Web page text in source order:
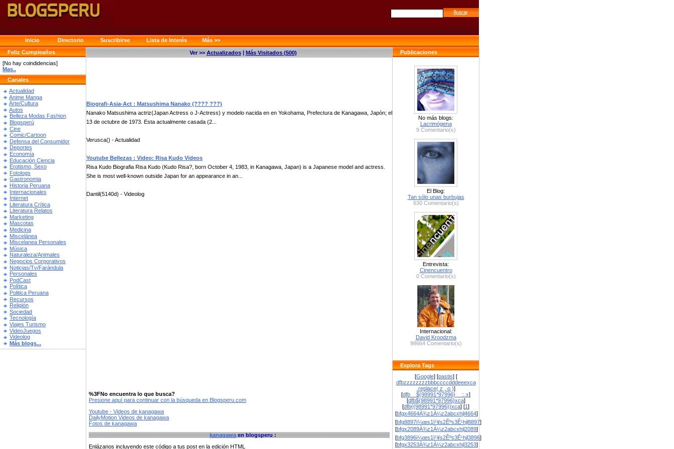
Inicio Directorio Suscribirse Lista de Interés
Más >>
Feliz Cumpleaños
[No hay coindidencias]
Mas..
Canales
Actualidad
Anime Manga
Arte/Cultura
Autos
Belleza Modas Fashion
Blogsperú
Cine
Comic/Cartoon
Defensa del Consumidor
Deportes
Economía
Educación Ciencia
Erotismo, Sexo
Fotologs
Gastronomia
Historia Peruana
Internacionales
Internet
Literatura Crítica
Literatura Relatos
Marketing
Mascotas
Medicina
Miscelánea
Miscelanea Personales
Música
Naturaleza/Animales
Negocios Corporativos
Noticias/Tv/Farándula
Personales
PodCast
Política
Politica Peruana
Recursos
Religión
Sociedad
Tecnología
Viajes Turismo
VideoJuegos
Videolog
Más blogs...
Publicaciones
No más blogs:
Lacrimógena
9 Comentario(s)
El Blog:
Tan sólo unas burbujas
630 Comentario(s)
Entrevista:
Cinencuentro
0 Comentario(s)
Internacional:
David Kroodzma
98664 Comentario(s)
Explora Tags
[Google] [pastis] [
dfbzzzzzzzzbbbccccdddeeexca
.replace( z , o )]
[dfb__${98991*97996}__::.x]
[dfb${98991*97996}xca]
[dfb{{98991*97996}}xca] [1]
[bfgx4664À¾z1À¼z2abcxhjl4664]
[bfg8897ï¼œs1ï¹¥s2Êºs3Ê¹hjl8897]
[bfgx2089À¾z1À¼z2abcxhjl2089]
[bfg3896ï¼œs1ï¹¥s2Êºs3Ê¹hjl3896]
[bfgx3253À¾z1À¼z2abcxhjl3253]
Ver >> Actualizados| Más Visitados (500)
Biografi-Asia-Act : Matsushima Nanako (???? ???)
Nanako Matsushima actriz(Japan Actress o J-Actress) y modelo nacida en en Yokohama, Prefectura de Kanagawa, Japón; el
13 de octubre de 1973. Esta actualmente casada (2...
Verusca() - Actualidad
Youtube Bellezas : Video: Risa Kudo Videos
Risa Kudo Biografia Risa Kudo (Kudo Risa?, born October 4, 1983, in Kanagawa, Japan) is a Japanese model and actress.
She is most well-known outside Japan for an appearance in an...
Dantil(5140d) - Videolog
%3FNo encuentra lo que busca?
Presione aquí para continuar con la búsqueda en Blogsperu.com
Youtube - Videos de kanagawa
DailyMotion Videos de kanagawa
Fotos de kanagawa
kanagawa en blogsperu :
Enlázanos incluyendo este código a tus post en la edición HTML